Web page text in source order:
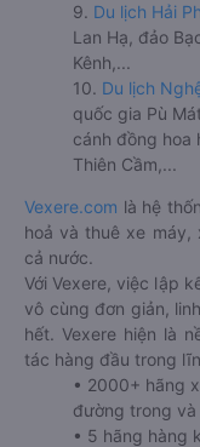
9. Du lịch Hải
Lan Hạ, đảo
Kênh,...
10. Du lịch
quốc gia Pù
cánh đồng hoa
Thiên Cầm,...
Vexere.com là hệ
hoả và thuê xe
cả nước.
Với Vexere, việc lập
vô cùng đơn giản,
hết. Vexere hiện là
tác hàng đầu trong
• 2000+ hãng
đường trong và
• 5 hãng hàng